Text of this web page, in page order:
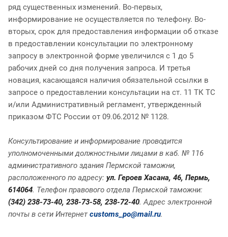
ряд существенных изменений. Во-первых,
информирование не осуществляется по телефону. Во-
вторых, срок для предоставления информации об отказе
в предоставлении консультации по электронному
запросу в электронной форме увеличился с 1 до 5
рабочих дней со дня получения запроса. И третья
новация, касающаяся наличия обязательной ссылки в
запросе о предоставлении консультации на ст. 11 ТК ТС
и/или Административный регламент, утвержденный
приказом ФТС России от 09.06.2012 № 1128.
Консультирование и информирование проводится
уполномоченными должностными лицами в каб. № 116
административного здания Пермской таможни,
расположенного по адресу: ул. Героев Хасана, 46, Пермь,
614064. Телефон правового отдела Пермской таможни:
(342) 238-73-40, 238-73-58, 238-72-40. Адрес электронной
почты в сети Интернетcustoms_po@mail.ru.